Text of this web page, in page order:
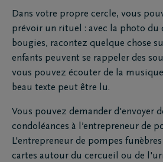
Dans votre propre cercle, vous
prévoir un rituel : avec la photo du
bougies, racontez quelque chose
enfants peuvent se rappeler des
vous pouvez écouter de la
beau texte peut être lu.
Vous pouvez demander d'envoyer
condoléances à l’entrepreneur de
L'entrepreneur de pompes
cartes autour du cercueil ou de